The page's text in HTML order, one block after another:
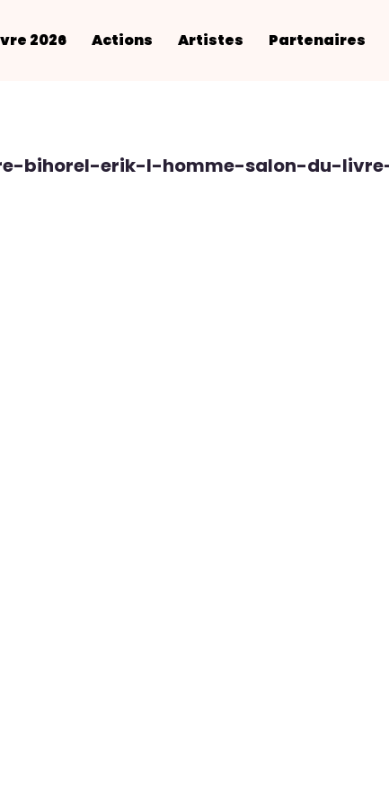
2026 Actions Artistes Partenaires
bihorel-erik-l-homme-salon-du-